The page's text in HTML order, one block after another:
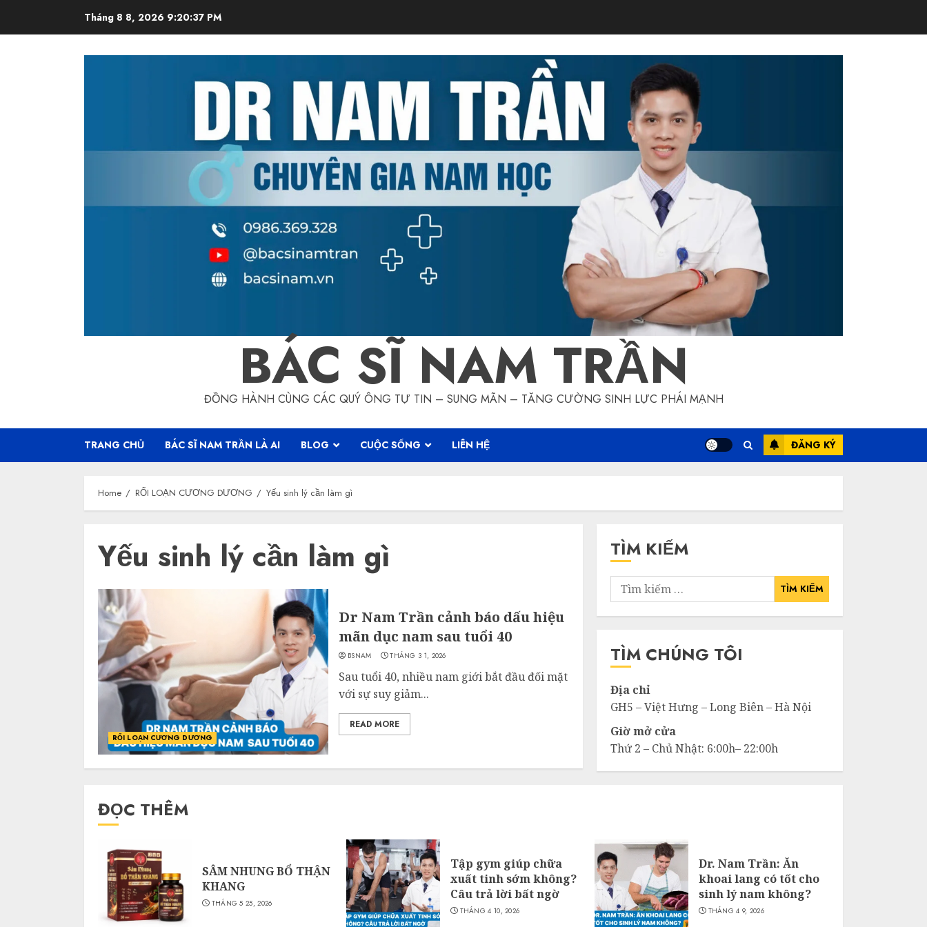
Tháng 8 8, 2026 9:20:37 PM
BÁC SĨ NAM TRẦN
ĐỒNG HÀNH CÙNG CÁC QUÝ ÔNG TỰ TIN – SUNG MÃN – TĂNG CƯỜNG SINH LỰC PHÁI MẠNH
TRANG CHỦ BÁC SĨ NAM TRẦN LÀ AI BLOG CUỘC SỐNG LIÊN HỆ ĐĂNG KÝ
Home RỐI LOẠN CƯƠNG DƯƠNG Yếu sinh lý cần làm gì
Yếu sinh lý cần làm gì
RỐI LOẠN CƯƠNG DƯƠNG
Dr Nam Trần cảnh báo dấu hiệu
mãn dục nam sau tuổi 40
BSNAM THÁNG 3 1, 2026
Sau tuổi 40, nhiều nam giới bắt đầu đối mặt
với sự suy giảm...
READ MORE
TÌM KIẾM
Tìm
kiếm
cho:
TÌM CHÚNG TÔI
Địa chỉ
GH5 – Việt Hưng – Long Biên – Hà Nội
Giờ mở cửa
Thứ 2 – Chủ Nhật: 6:00h– 22:00h
ĐỌC THÊM
SÂM NHUNG BỔ THẬN
KHANG
THÁNG 5 25, 2026
Tập gym giúp chữa
xuất tinh sớm không?
Câu trả lời bất ngờ
THÁNG 4 10, 2026
Dr. Nam Trần: Ăn
khoai lang có tốt cho
sinh lý nam không?
THÁNG 4 9, 2026